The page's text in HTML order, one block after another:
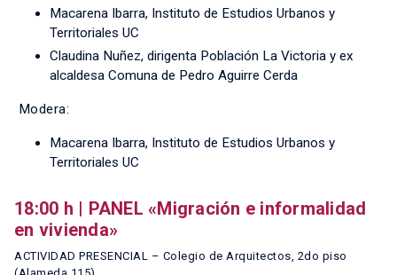
Macarena Ibarra, Instituto de Estudios Urbanos y
Territoriales UC
Claudina Nuñez, dirigenta Población La Victoria y ex
alcaldesa Comuna de Pedro Aguirre Cerda
Modera:
Macarena Ibarra, Instituto de Estudios Urbanos y
Territoriales UC
18:00 h | PANEL «Migración e informalidad
en vivienda»
ACTIVIDAD PRESENCIAL – Colegio de Arquitectos, 2do piso